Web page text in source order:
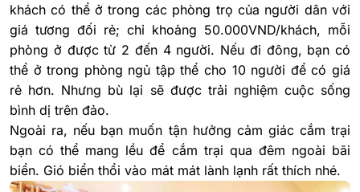
khách có thể ở trong các phòng trọ của người dân với
giá tương đối rẻ; chỉ khoảng 50.000VND/khách, mỗi
phòng ở được từ 2 đến 4 người. Nếu đi đông, bạn có
thể ở trong phòng ngủ tập thể cho 10 người để có giá
rẻ hơn. Nhưng bù lại sẽ được trải nghiệm cuộc sống
bình dị trên đảo.
Ngoài ra, nếu bạn muốn tận hưởng cảm giác cắm trại
bạn có thể mang lều để cắm trại qua đêm ngoài bãi
biển. Gió biển thổi vào mát mát lành lạnh rất thích nhé.